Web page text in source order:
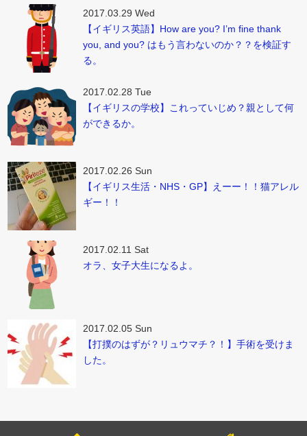
2017.03.29 Wed
【イギリス英語】How are you? I’m fine thank
you, and you? はもう言わないのか？？を検証す
る。
2017.02.28 Tue
【イギリスの学校】これっていじめ？親として何
ができるか。
2017.02.26 Sun
【イギリス生活・NHS・GP】えーー！！猫アレル
ギー！！
2017.02.11 Sat
オラ、女子大生になるよ。
2017.02.05 Sun
【打撲のはずが？リュウマチ？！】手術を受けま
した。